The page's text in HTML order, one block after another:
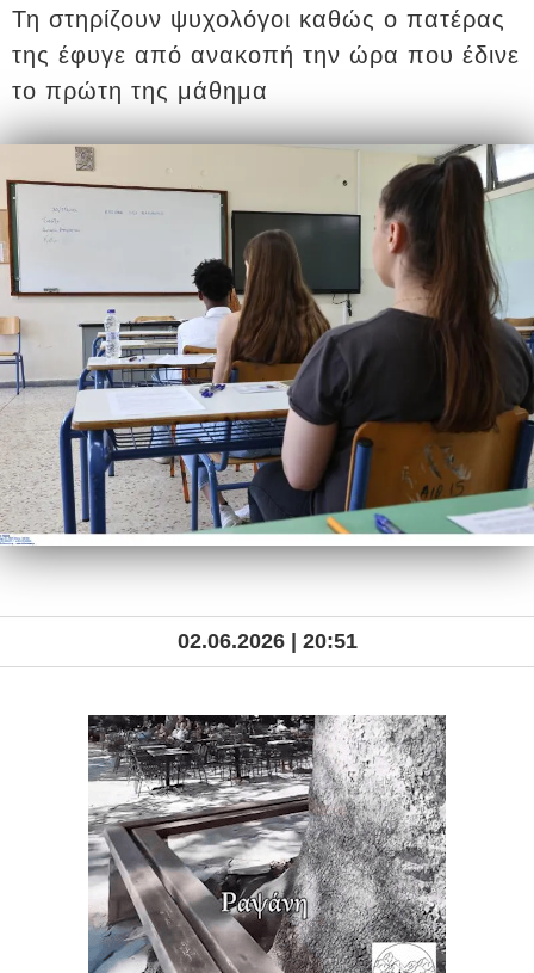
Τη στηρίζουν ψυχολόγοι καθώς ο πατέρας
της έφυγε από ανακοπή την ώρα που έδινε
το πρώτη της μάθημα
02.06.2026 | 20:51